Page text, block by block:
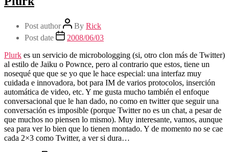
Post author By Rick
Post date
2008/06/03
Plurk es un servicio de microbologging (si, otro clon más de Twitter)
al estilo de Jaiku o Pownce, pero al contrario que estos, tiene un
nosequé que que se yo que le hace especial: una interfaz muy
cuidada e innovadora, bot para IM de varios protocolos, inserción
automática de video, etc. Y me gusta mucho también el enfoque
conversacional que le han dado, no como en twitter que seguir una
conversación es imposible (porque Twitter no es un chat, a pesar de
que muchos no piensen lo mismo). Muy interesante, vamos, aunque
sea para ver lo bien que lo tienen montado. Y de momento no se cae
cada 2×3 como Twitter, a ver si dura…